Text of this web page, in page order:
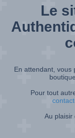
Le
En attendant, vous
Pour tout
Au plaisir